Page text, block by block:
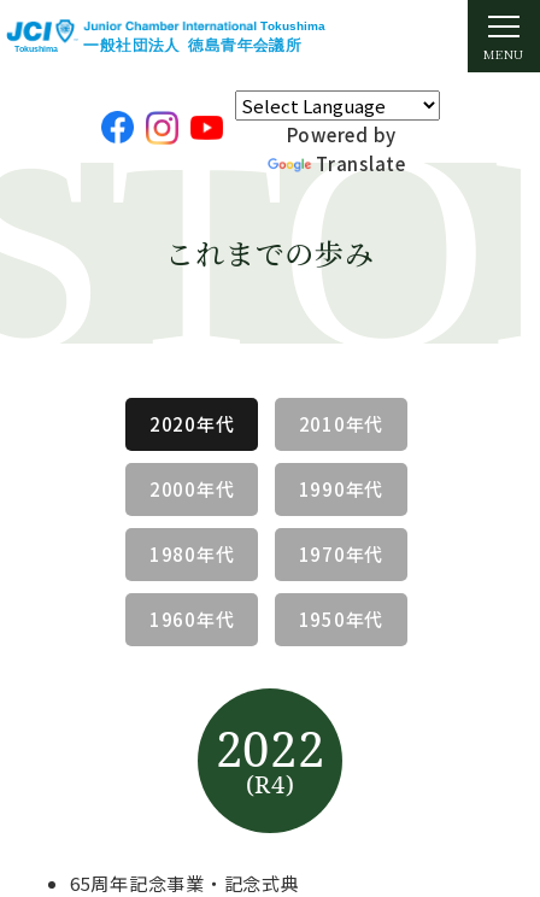
Powered by
Translate
これまでの歩み
2020年代 2010年代
2000年代 1990年代
1980年代 1970年代
1960年代 1950年代
2022
(R4)
65周年記念事業・記念式典